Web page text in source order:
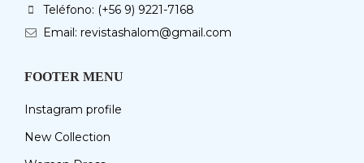
Teléfono: (+56 9) 9221-7168
Email: revistashalom@gmail.com
FOOTER MENU
Instagram profile
New Collection